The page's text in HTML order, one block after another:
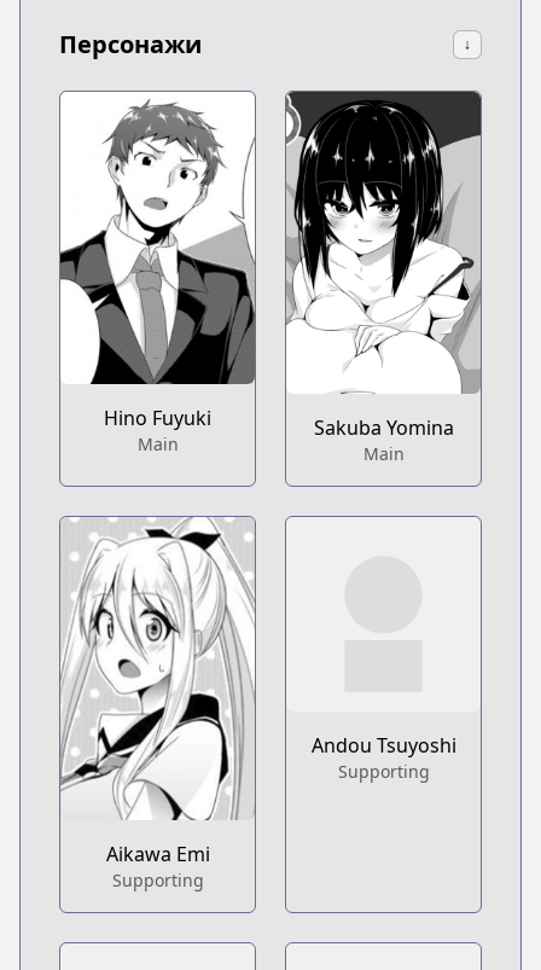
Персонажи ↓
Hino Fuyuki
Main
Sakuba Yomina
Main
Aikawa Emi
Supporting
Andou Tsuyoshi
Supporting